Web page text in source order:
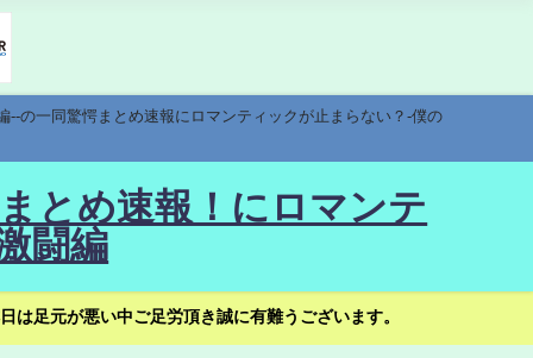
の一同驚愕まとめ速報にロマンティックが止まらない？-僕の
とめ速報！にロマンテ
闘編
足元が悪い中ご足労頂き誠に有難うございます。